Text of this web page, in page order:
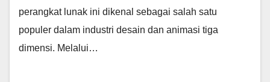
perangkat lunak ini dikenal sebagai salah satu
populer dalam industri desain dan animasi tiga
dimensi. Melalui…